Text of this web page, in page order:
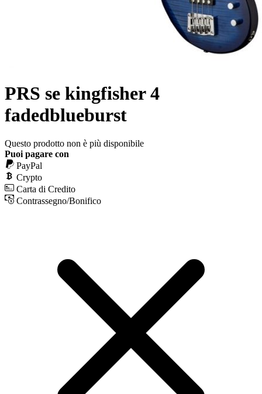
PRS se kingfisher 4
fadedblueburst
Questo prodotto non è più disponibile
Puoi pagare con
PayPal
Crypto
Carta di Credito
Contrassegno/Bonifico